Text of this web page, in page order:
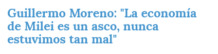
Guillermo Moreno: "La economía
de Milei es un asco, nunca
estuvimos tan mal"